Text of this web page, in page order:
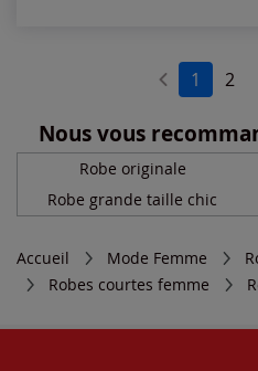
1 2
Nous vous
Robe originale
Robe grande taille chic
Accueil Mode Femme
Robes courtes femme